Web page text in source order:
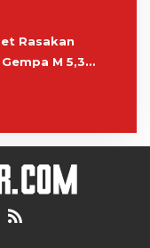
Rasakan
M 5,3